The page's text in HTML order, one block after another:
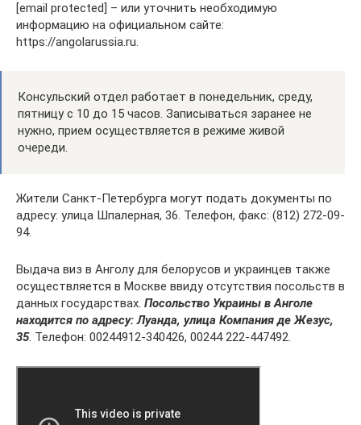
[email protected] – или уточнить необходимую
информацию на официальном сайте:
https://angolarussia.ru.
Консульский отдел работает в понедельник, среду,
пятницу с 10 до 15 часов. Записываться заранее не
нужно, прием осуществляется в режиме живой
очереди.
Жители Санкт-Петербурга могут подать документы по
адресу: улица Шпалерная, 36. Телефон, факс: (812) 272-09-
94.
Выдача виз в Анголу для белорусов и украинцев также
осуществляется в Москве ввиду отсутствия посольств в
данных государствах. Посольство Украины в Анголе
находится по адресу: Луанда, улица Компания де Жезус,
35. Телефон: 00244912-340426, 00244 222-447492.